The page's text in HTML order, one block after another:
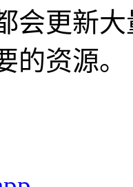
会更新
的资源。